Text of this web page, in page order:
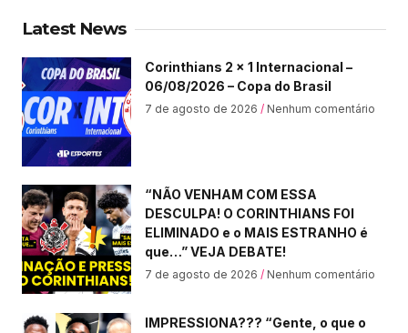
Latest News
Corinthians 2 x 1 Internacional –
06/08/2026 – Copa do Brasil
7 de agosto de 2026 Nenhum comentário
“NÃO VENHAM COM ESSA
DESCULPA! O CORINTHIANS FOI
ELIMINADO e o MAIS ESTRANHO é
que…” VEJA DEBATE!
7 de agosto de 2026 Nenhum comentário
IMPRESSIONA??? “Gente, o que o